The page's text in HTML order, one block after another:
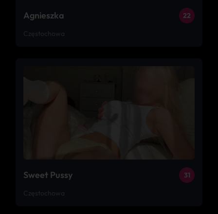
Agnieszka 22
Częstochowa
Sweet Pussy 31
Częstochowa